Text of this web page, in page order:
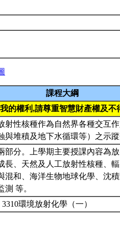
課程大綱
的權利,請尊重智慧財產權及不
射性核種作為自然界各種交互
與堆積及地下水循環等）之示蹤
部分。上學期主要授課內容為
長、天然及人工放射性核種、
混和、海洋生物地球化學、沈
測 等。
環境放射化學（一）